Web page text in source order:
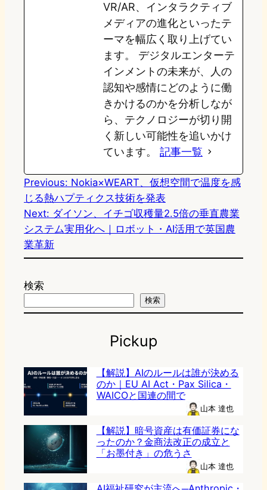
VR/AR、インタラクティブ
メディアの進化といったテ
ーマを幅広く取り上げてい
ます。 デジタルエンターテ
インメントの未来が、人の
認知や感情にどのように働
きかけるのかを分析しなが
ら、テクノロジーが切り開
く新しい可能性を追いかけ
ています。 記事一覧
Previous: Nokia×WEART、仮想空間で温度を感
じる熱ハプティクス技術を発表
Next: ダイソン、イチゴ収穫量2.5倍の垂直農業
システム実用化へ｜ロボット・AI活用で英国農
業革新
検索
検索
Pickup
【解説】AIのルールは誰が決める
のか｜EU AI Act・Pax Silica・
WAICOと国連の間で
山本 達也
【解説】暗号資産は有価証券にな
ったのか？金商法改正の成立と
「お墨付き」の危うさ
山本 達也